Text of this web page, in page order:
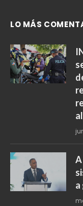
LO MÁS
a